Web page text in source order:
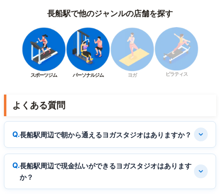
長船駅で他のジャンルの店舗を探す
スポーツジム パーソナルジム ヨガ ピラティス
よくある質問
長船駅周辺で朝から通えるヨガスタジオはありますか？
長船駅周辺で現金払いができるヨガスタジオはあります
か？